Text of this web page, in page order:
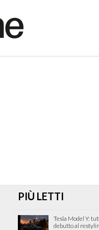
PIÙ LETTI
Tesla Model Y:
debutto al